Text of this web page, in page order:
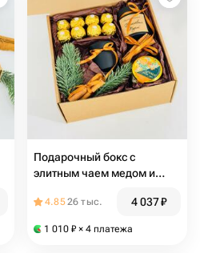
Подарочный бокс с
элитным чаем медом и
4.8526 тыс. 4 037₽
1 010 ₽ × 4 платежа